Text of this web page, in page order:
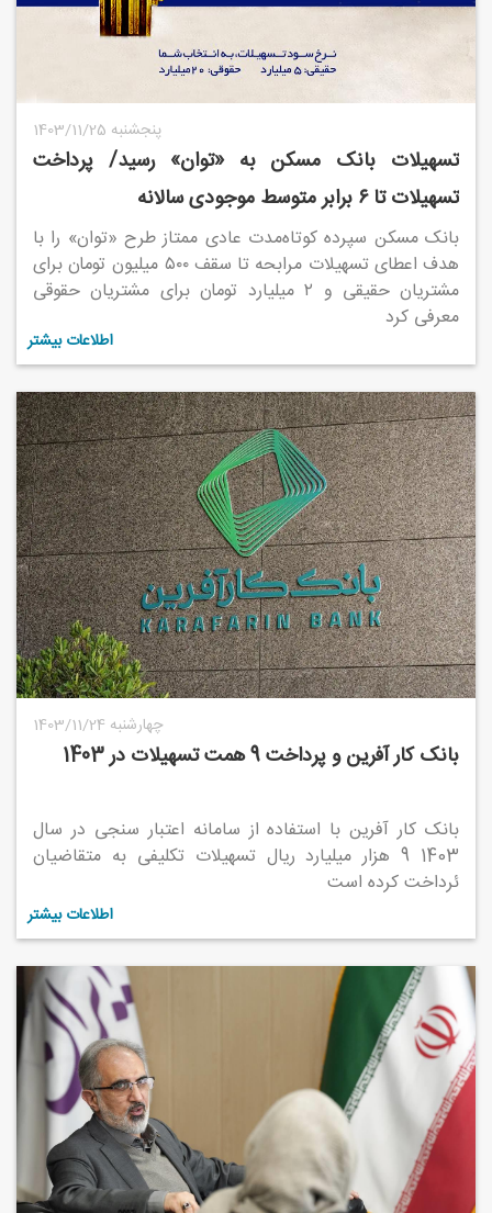
1403/11/25 پنجشنبه
تسهیلات بانک مسکن به «توان» رسید/ پرداخت
تسهیلات تا ۶ برابر متوسط موجودی سالانه
بانک مسکن سپرده کوتاه‌مدت عادی ممتاز طرح «توان» را با
هدف اعطای تسهیلات مرابحه تا سقف ۵۰۰ میلیون تومان برای
مشتریان حقیقی و ۲ میلیارد تومان برای مشتریان حقوقی
معرفی کرد
اطلاعات بیشتر
1403/11/24 چهارشنبه
بانک کار آفرین و پرداخت 9 همت تسهیلات در 1403
بانک کار آفرین با استفاده از سامانه اعتبار سنجی در سال
1403 9 هزار میلیارد ریال تسهیلات تکلیفی به متقاضیان
ئرداخت کرده است
اطلاعات بیشتر